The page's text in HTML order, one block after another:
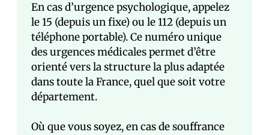
En cas d’urgence psychologique, appelez
le 15 (depuis un fixe) ou le 112 (depuis un
téléphone portable). Ce numéro unique
des urgences médicales permet d’être
orienté vers la structure la plus adaptée
dans toute la France, quel que soit votre
département.
Où que vous soyez, en cas de souffrance